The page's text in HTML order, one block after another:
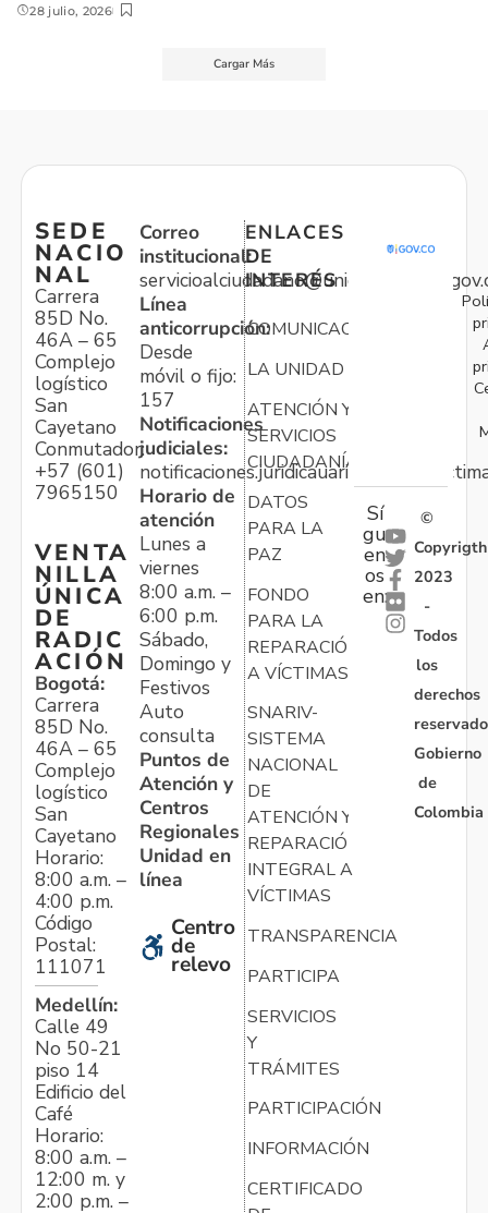
28 julio, 2026
Cargar Más
SEDE
NACIO
NAL
Carrera
85D No.
46A – 65
Complejo
logístico
San
Cayetano
Conmutador:
+57 (601)
7965150
VENTA
NILLA
ÚNICA
DE
RADIC
ACIÓN
Bogotá:
Carrera
85D No.
46A – 65
Complejo
logístico
San
Cayetano
Horario:
8:00 a.m. –
4:00 p.m.
Código
Postal:
111071
Medellín:
Calle 49
No 50-21
piso 14
Edificio del
Café
Horario:
8:00 a.m. –
12:00 m. y
2:00 p.m. –
Correo
institucional:
Línea
anticorrupción:
Desde
móvil o fijo:
157
Notificaciones
judiciales:
Horario de
atención
Lunes a
viernes
8:00 a.m. –
6:00 p.m.
Sábado,
Domingo y
Festivos
Auto
consulta
Puntos de
Atención y
Centros
Regionales
Unidad en
línea
Centro
de
relevo
ENLACES
DE
INTERÉS
COMUNICACIONES
LA UNIDAD
ATENCIÓN Y
SERVICIOS
CIUDADANÍA
DATOS
PARA LA
PAZ
FONDO
PARA LA
REPARACIÓN
A VÍCTIMAS
SNARIV-
SISTEMA
NACIONAL
DE
ATENCIÓN Y
REPARACIÓN
INTEGRAL A
VÍCTIMAS
TRANSPARENCIA
PARTICIPA
SERVICIOS
Y
TRÁMITES
PARTICIPACIÓN
INFORMACIÓN
CERTIFICADO
Sí
gu
en
os
en:
©
Copyrigth
2023
-
Todos
los
derechos
Gobierno
de
Colombia